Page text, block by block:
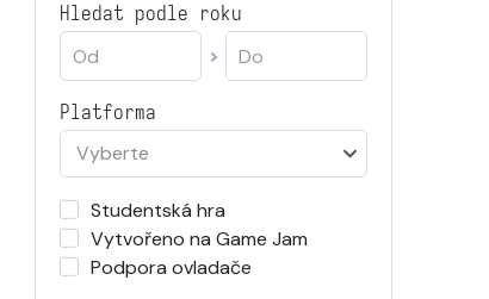
Hledat podle roku
Platforma
Vyberte
Studentská hra
Vytvořeno na Game Jam
Podpora ovladače